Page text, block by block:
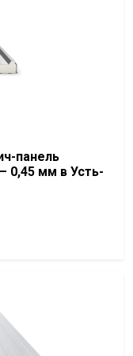
панель
0,45 мм в Усть-